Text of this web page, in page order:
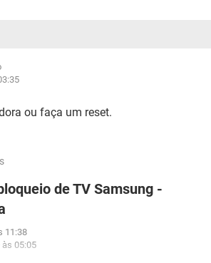
ou faça um reset.
de TV Samsung -
11:38
às 05:05